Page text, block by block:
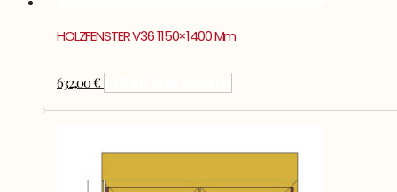
HOLZFENSTER V36 1150×1400 Mm
632,00€